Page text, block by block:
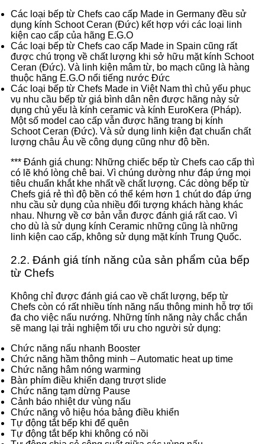
Các loại bếp từ Chefs cao cấp Made in Germany đều sử
dụng kính Schoot Ceran (Đức) kết hợp với các loại linh
kiện cao cấp của hãng E.G.O
Các loại bếp từ Chefs cao cấp Made in Spain cũng rất
được chú trọng về chất lượng khi sở hữu mặt kính Schoot
Ceran (Đức). Và linh kiện mâm từ, bo mạch cũng là hàng
thuộc hãng E.G.O nổi tiếng nước Đức
Các loại bếp từ Chefs Made in Việt Nam thì chủ yếu phục
vụ nhu cầu bếp từ giá bình dân nên được hãng này sử
dụng chủ yếu là kính ceramic và kính EuroKera (Pháp).
Một số model cao cấp vẫn được hãng trang bị kính
Schoot Ceran (Đức). Và sử dụng linh kiện đạt chuẩn chất
lượng châu Âu về công dụng cũng như độ bền.
*** Đánh giá chung: Những chiếc bếp từ Chefs cao cấp thì
có lẽ khó lòng chê bai. Vì chúng dường như đáp ứng mọi
tiêu chuẩn khắt khe nhất về chất lượng. Các dòng bếp từ
Chefs giá rẻ thì độ bền có thể kém hơn 1 chút do đáp ứng
nhu cầu sử dụng của nhiều đối tượng khách hàng khác
nhau. Nhưng về cơ bản vẫn được đánh giá rất cao. Vì
cho dù là sử dụng kính Ceramic những cũng là những
linh kiện cao cấp, không sử dụng mặt kính Trung Quốc.
2.2. Đánh giá tính năng của sản phẩm của bếp
từ Chefs
Không chỉ được đánh giá cao về chất lượng, bếp từ
Chefs còn có rất nhiều tính năng nấu thông minh hỗ trợ tối
đa cho việc nấu nướng. Những tính năng này chắc chắn
sẽ mang lại trải nghiệm tối ưu cho người sử dụng:
Chức năng nấu nhanh Booster
Chức năng hầm thông minh – Automatic heat up time
Chức năng hâm nóng warming
Bàn phím điều khiển dạng trượt slide
Chức năng tạm dừng Pause
Cảnh báo nhiệt dư vùng nấu
Chức năng vô hiệu hóa bảng điều khiển
Tự động tắt bếp khi để quên
Tự động tắt bếp khi không có nồi